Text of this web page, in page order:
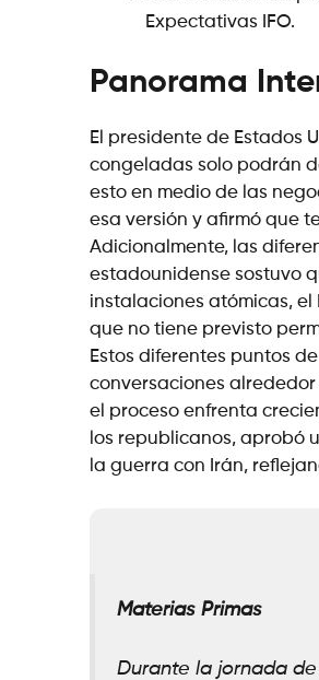
Expectativas IFO.
Panorama
El presidente de Estados
congeladas solo podrán
esto en medio de las
esa versión y afirmó que
Adicionalmente, las
estadounidense sostuvo
instalaciones atómicas,
que no tiene previsto
Estos diferentes puntos
conversaciones
el proceso enfrenta
los republicanos, aprobó
la guerra con Irán,
Materias Primas
Durante la jornada